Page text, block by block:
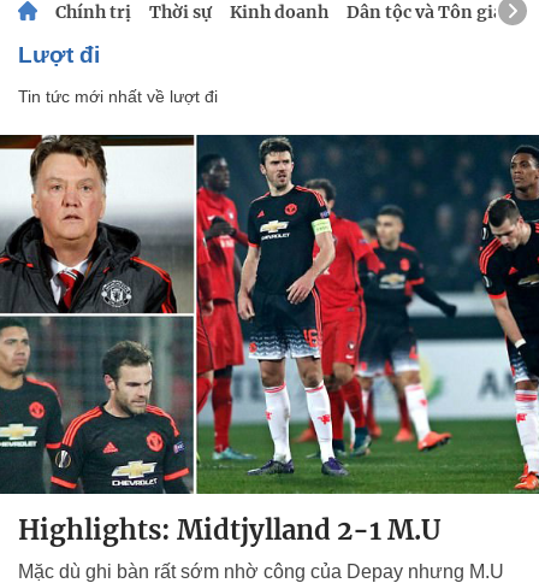
Chính trị Thời sự Kinh doanh Dân tộc và Tôn giáo
lượt đi
Tin tức mới nhất về lượt đi
Highlights: Midtjylland 2-1 M.U
Mặc dù ghi bàn rất sớm nhờ công của Depay nhưng M.U